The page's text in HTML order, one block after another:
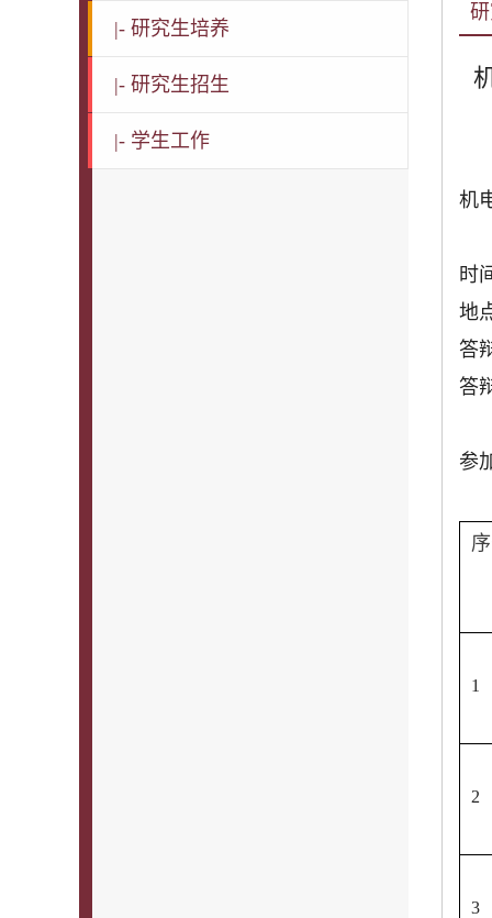
|- 研究生培养
|- 研究生招生
|- 学生工作
机
时
地
答
答
参
1
2
3